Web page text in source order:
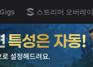
Gigs 스트리머 오버레이